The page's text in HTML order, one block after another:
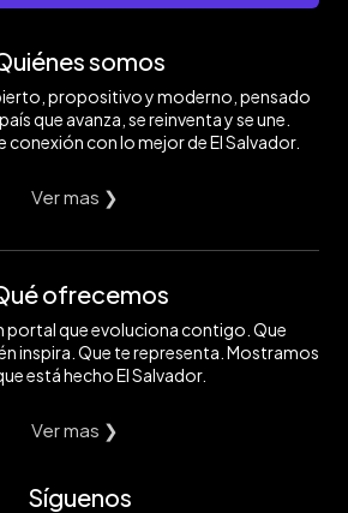
somos
propositivo y moderno, pensado
que avanza, se reinventa y se une.
conexión con lo mejor de El Salvador.
Ver mas ❯
ofrecemos
portal que evoluciona contigo. Que
inspira. Que te representa. Mostramos
está hecho El Salvador.
Ver mas ❯
Síguenos